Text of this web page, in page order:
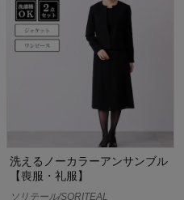
洗えるノーカラーアンサンブル
【喪服・礼服】
ソリテール/SORITEAL